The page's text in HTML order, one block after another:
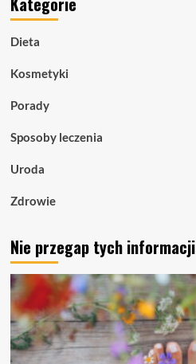
Dieta
Kosmetyki
Porady
Sposoby leczenia
Uroda
Zdrowie
Nie przegap tych informacji